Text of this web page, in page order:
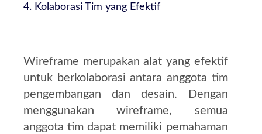
4. Kolaborasi Tim yang Efektif
Wireframe merupakan alat yang efektif
untuk berkolaborasi antara anggota tim
pengembangan dan desain. Dengan
menggunakan wireframe, semua
anggota tim dapat memiliki pemahaman